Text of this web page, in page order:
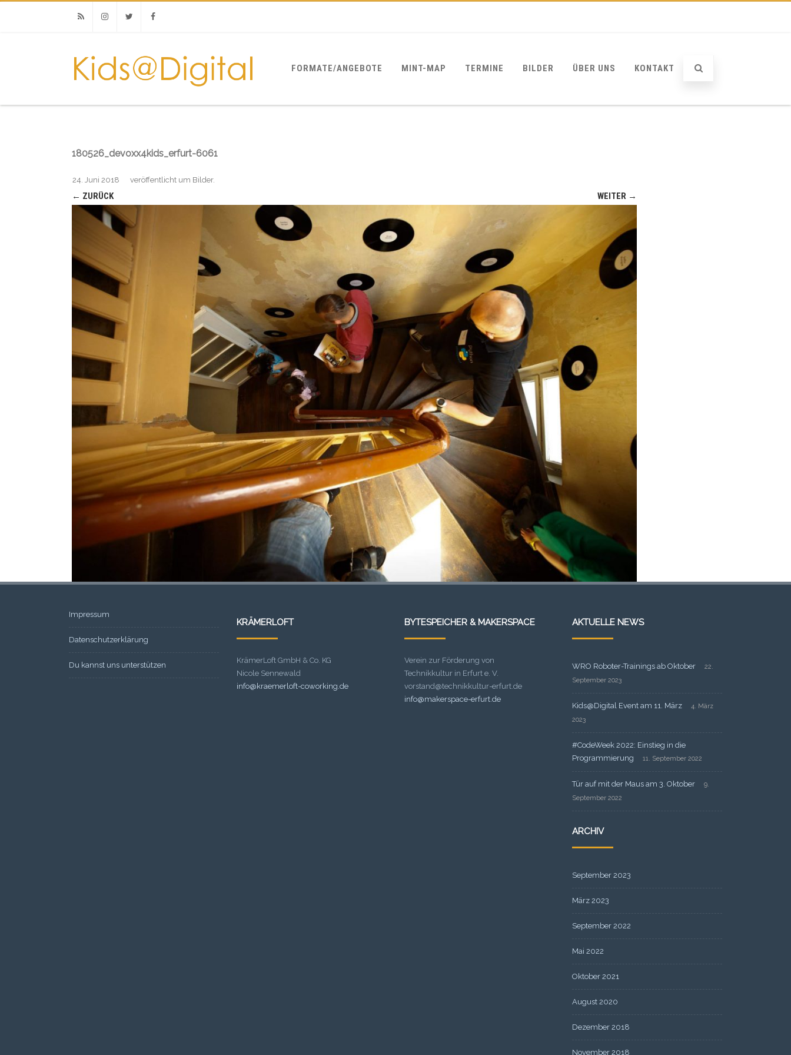
FORMATE/ANGEBOTE MINT-MAP TERMINE BILDER ÜBER UNS KONTAKT
180526_devoxx4kids_erfurt-6061
veröffentlicht
24. Juni 2018 um Bilder.
← ZURÜCK WEITER →
Impressum
Datenschutzerklärung
Du kannst uns unterstützen
KRÄMERLOFT
KrämerLoft GmbH & Co. KG
Nicole Sennewald
info@kraemerloft-coworking.de
BYTESPEICHER & MAKERSPACE
Verein zur Förderung von
Technikkultur in Erfurt e. V.
vorstand@technikkultur-erfurt.de
info@makerspace-erfurt.de
AKTUELLE NEWS
WRO Roboter-Trainings ab Oktober
22.
September 2023
Kids@Digital Event am 11. März
4. März
2023
#CodeWeek 2022: Einstieg in die
Programmierung
11. September 2022
Tür auf mit der Maus am 3. Oktober
9.
September 2022
ARCHIV
September 2023
März 2023
September 2022
Mai 2022
Oktober 2021
August 2020
Dezember 2018
November 2018